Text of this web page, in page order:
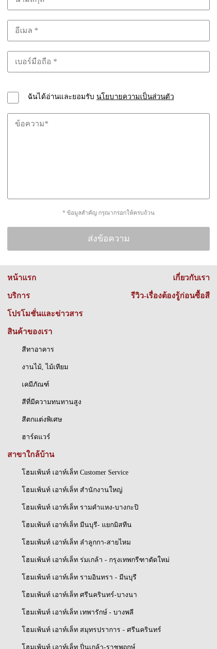
ฉันได้อ่านและยอมรับ นโยบายความเป็นส่วนตัว
* ข้อมูลสำคัญ กรุณากรอกให้ครบถ้วน
หน้าแรก
บริการ
โปรโมชั่นและข่าวสาร
เกี่ยวกับเรา
รีวิว-เรื่องต้องรู้ก่อนซื้อสี
สินค้าของเรา
สีทาอาคาร
งานไม้, ไม้เทียม
เคมีภัณฑ์
สีที่มีความทนทานสูง
สีตกแต่งพิเศษ
ฮาร์ดแวร์
สาขาใกล้บ้าน
โฮมเพ้นท์ เอาท์เล็ท Customer Service
โฮมเพ้นท์ เอาท์เล็ท สำนักงานใหญ่
โฮมเพ้นท์ เอาท์เล็ท รามคำแหง-บางกะปิ
โฮมเพ้นท์ เอาท์เล็ท มีนบุรี- แยกมิสทีน
โฮมเพ้นท์ เอาท์เล็ท ลำลูกกา-สายไหม
โฮมเพ้นท์ เอาท์เล็ท ร่มเกล้า - กรุงเทพกรีฑาตัดใหม่
โฮมเพ้นท์ เอาท์เล็ท รามอินทรา - มีนบุรี
โฮมเพ้นท์ เอาท์เล็ท ศรีนครินทร์-บางนา
โฮมเพ้นท์ เอาท์เล็ท เทพารักษ์ - บางพลี
โฮมเพ้นท์ เอาท์เล็ท สมุทรปราการ - ศรีนครินทร์
โฮมเพ้นท์ เอาท์เล็ท ปิ่นเกล้า-ราชพฤกษ์